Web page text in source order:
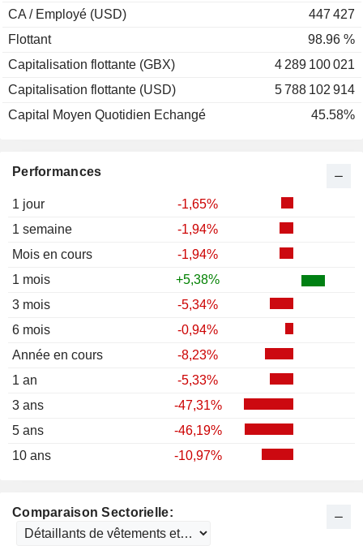
Performances
1 jour
-1,65%
1 semaine
-1,94%
Mois en cours
-1,94%
1 mois
+5,38%
3 mois
-5,34%
6 mois
-0,94%
Année en cours
-8,23%
1 an
-5,33%
3 ans
-47,31%
5 ans
-46,19%
10 ans
-10,97%
CA / Employé (USD)
447 427
Flottant
98.96 %
Capitalisation flottante (GBX)
4 289 100 021
Capitalisation flottante (USD)
5 788 102 914
Capital Moyen Quotidien Echangé
45.58%
Comparaison Sectorielle: